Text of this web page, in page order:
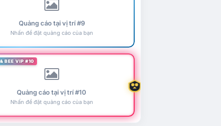
Quảng cáo tại vị trí #9
Nhấn để đặt quảng cáo của bạn
BEE VIP #10
Quảng cáo tại vị trí #10
Nhấn để đặt quảng cáo của bạn